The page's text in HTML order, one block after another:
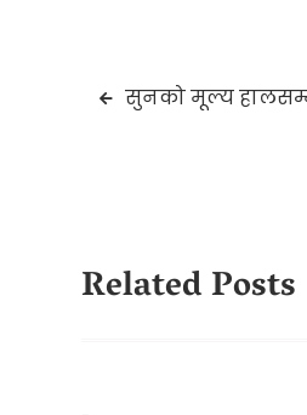
Postसुनको मूल्य
Related Posts